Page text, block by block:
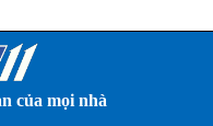
của mọi nhà